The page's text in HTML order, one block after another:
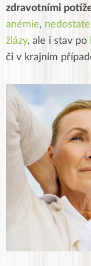
zdravotními
anémie,
žlázy, ale i stav po
či v krajním